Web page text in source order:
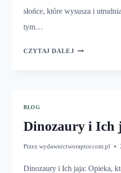
słońce, które wysusza i
tym…
CZYTAJ DALEJ KLIMAT,
BLOG
Dinozaury i Ich
Przez wydawnictworaptor.com.pl
Dinozaury i Ich jaja: Opieka,